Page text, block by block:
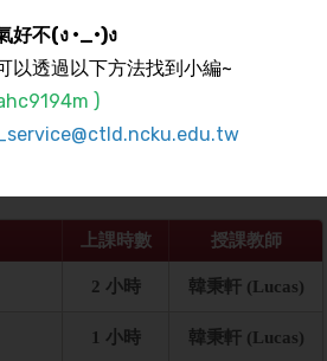
好不(ง •_•)ง
以透過以下方法找到小編~
)
上課時數 授課教師
2 小時 韓秉軒 (Lucas)
1 小時 韓秉軒 (Lucas)